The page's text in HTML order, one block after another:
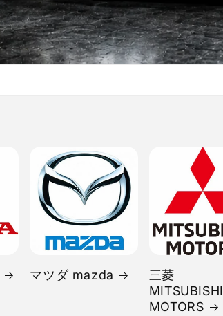
マツダ mazda
三菱
MITSUBISHI
MOTORS